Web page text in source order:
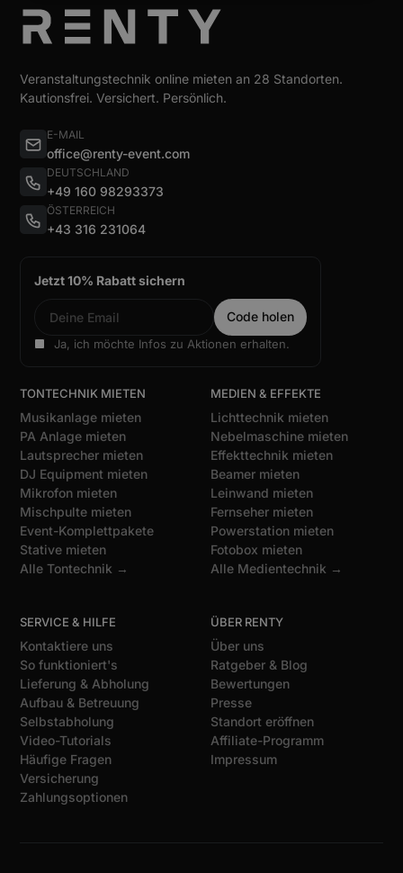
Veranstaltungstechnik online mieten an 28 Standorten.
Kautionsfrei. Versichert. Persönlich.
E-MAIL
office@renty-event.com
DEUTSCHLAND
+49 160 98293373
ÖSTERREICH
+43 316 231064
Jetzt 10% Rabatt sichern
Ja, ich möchte Infos zu Aktionen erhalten.
TONTECHNIK MIETEN
Musikanlage mieten
PA Anlage mieten
Lautsprecher mieten
DJ Equipment mieten
Mikrofon mieten
Mischpulte mieten
Event-Komplettpakete
Stative mieten
Alle Tontechnik →
MEDIEN & EFFEKTE
Lichttechnik mieten
Nebelmaschine mieten
Effekttechnik mieten
Beamer mieten
Leinwand mieten
Fernseher mieten
Powerstation mieten
Fotobox mieten
Alle Medientechnik →
SERVICE & HILFE
Kontaktiere uns
So funktioniert's
Lieferung & Abholung
Aufbau & Betreuung
Selbstabholung
Video-Tutorials
Häufige Fragen
Versicherung
Zahlungsoptionen
ÜBER RENTY
Über uns
Ratgeber & Blog
Bewertungen
Presse
Standort eröffnen
Affiliate-Programm
Impressum